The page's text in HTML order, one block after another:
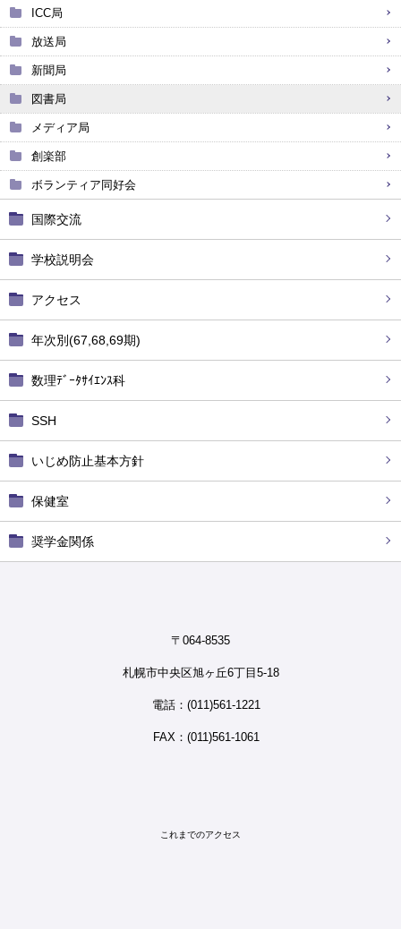
ICC局
放送局
新聞局
図書局
メディア局
創楽部
ボランティア同好会
国際交流
学校説明会
アクセス
年次別(67,68,69期)
数理ﾃﾞｰﾀｻｲｴﾝｽ科
SSH
いじめ防止基本方針
保健室
奨学金関係
〒064-8535
札幌市中央区旭ヶ丘6丁目5-18
電話：(011)561-1221
FAX：(011)561-1061
これまでのアクセス